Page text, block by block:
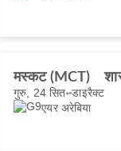
मस्कट (MCT)
गुरु, 24 सित॰डाइरैक्ट
एयर अरेबिया